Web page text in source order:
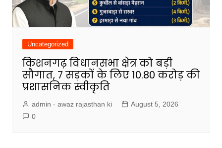
Uncategorized
किशनगढ़ विधानसभा क्षेत्र को बड़ी
सौगात, 7 सड़कों के लिए ₹10.80 करोड़ की
प्रशासनिक स्वीकृति
admin - awaz rajasthan ki
August 5, 2026
0